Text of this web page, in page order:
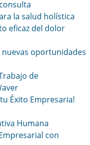
la salud holística
eficaz del dolor
nuevas oportunidades
de
Éxito Empresaria!
Humana
con